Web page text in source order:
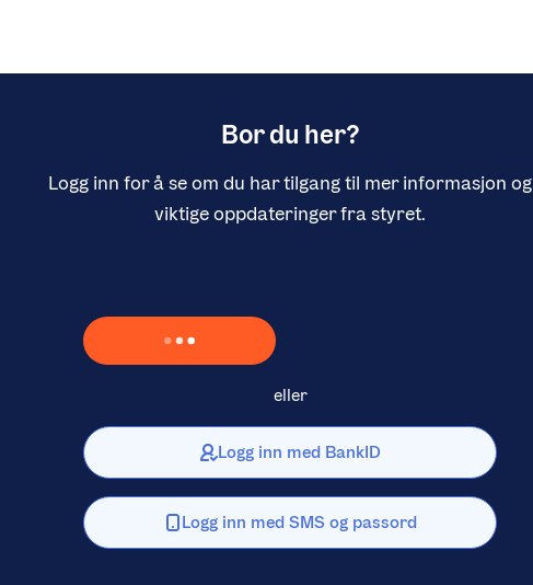
Bor du her?
Logg inn for å se om du har tilgang til mer informasjon og
viktige oppdateringer fra styret.
Laster inn Vipps …
eller
Logg inn med BankID
Logg inn med SMS og passord